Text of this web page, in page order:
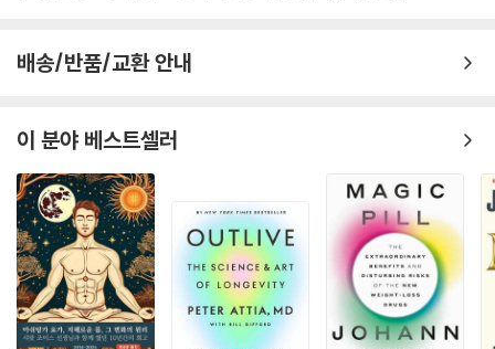
배송/반품/교환 안내
이 분야 베스트셀러